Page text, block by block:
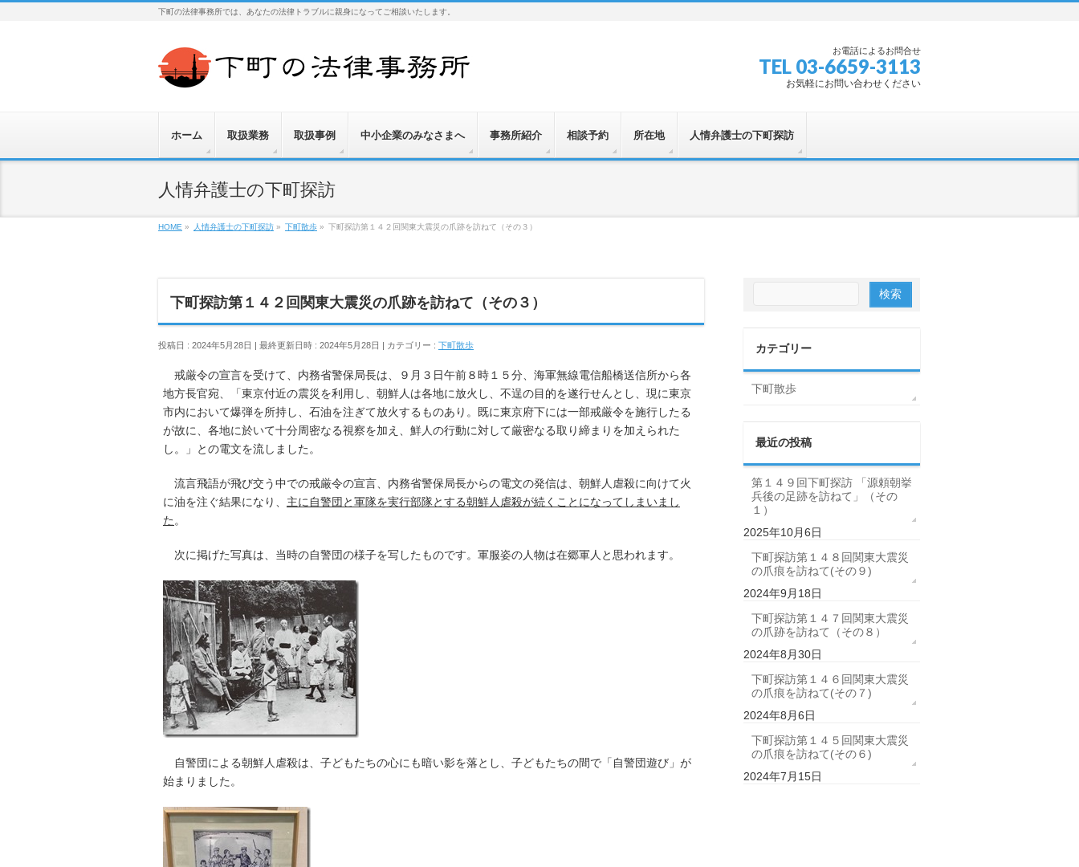
下町の法律事務所では、あなたの法律トラブルに親身になってご相談いたします。
お電話によるお問合せ
TEL 03-6659-3113
お気軽にお問い合わせください
ホーム 取扱業務 取扱事例 中小企業のみなさまへ 事務所紹介 相談予約 所在地 人情弁護士の下町探訪
人情弁護士の下町探訪
HOME » 人情弁護士の下町探訪 » 下町散歩 » 下町探訪第１４２回関東大震災の爪跡を訪ねて（その３）
下町探訪第１４２回関東大震災の爪跡を訪ねて（その３）
投稿日 : 2024年5月28日 最終更新日時 : 2024年5月28日 カテゴリー : 下町散歩
戒厳令の宣言を受けて、内務省警保局長は、９月３日午前８時１５分、海軍無線電信船橋送信所から各
地方長官宛、「東京付近の震災を利用し、朝鮮人は各地に放火し、不逞の目的を遂行せんとし、現に東京
市内において爆弾を所持し、石油を注ぎて放火するものあり。既に東京府下には一部戒厳令を施行したる
が故に、各地に於いて十分周密なる視察を加え、鮮人の行動に対して厳密なる取り締まりを加えられた
し。」との電文を流しました。
流言飛語が飛び交う中での戒厳令の宣言、内務省警保局長からの電文の発信は、朝鮮人虐殺に向けて火
に油を注ぐ結果になり、 主に自警団と軍隊を実行部隊とする朝鮮人虐殺が続くことになってしまいまし
た 。
次に掲げた写真は、当時の自警団の様子を写したものです。軍服姿の人物は在郷軍人と思われます。
自警団による朝鮮人虐殺は、子どもたちの心にも暗い影を落とし、子どもたちの間で「自警団遊び」が
始まりました。
カテゴリー
下町散歩
最近の投稿
第１４９回下町探訪 「源頼朝挙
兵後の足跡を訪ねて」（その
１）
2025年10月6日
下町探訪第１４８回関東大震災
の爪痕を訪ねて(その９)
2024年9月18日
下町探訪第１４７回関東大震災
の爪跡を訪ねて（その８）
2024年8月30日
下町探訪第１４６回関東大震災
の爪痕を訪ねて(その７)
2024年8月6日
下町探訪第１４５回関東大震災
の爪痕を訪ねて(その６)
2024年7月15日